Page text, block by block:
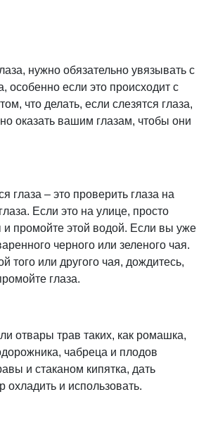
нужно обязательно увязывать с
особенно если это происходит с
что делать, если слезятся глаза,
оказать вашим глазам, чтобы они
глаза – это проверить глаза на
Если это на улице, просто
и промойте этой водой. Если вы уже
черного или зеленого чая.
того или другого чая, дождитесь,
глаза.
отвары трав таких, как ромашка,
чабреца и плодов
и стаканом кипятка, дать
охладить и использовать.